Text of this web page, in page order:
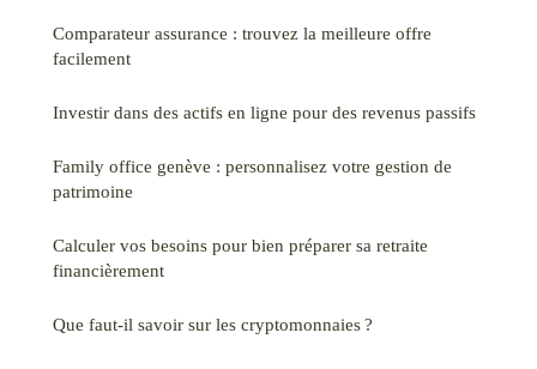
Comparateur assurance : trouvez la meilleure offre
facilement
Investir dans des actifs en ligne pour des revenus passifs
Family office genève : personnalisez votre gestion de
patrimoine
Calculer vos besoins pour bien préparer sa retraite
financièrement
Que faut-il savoir sur les cryptomonnaies ?